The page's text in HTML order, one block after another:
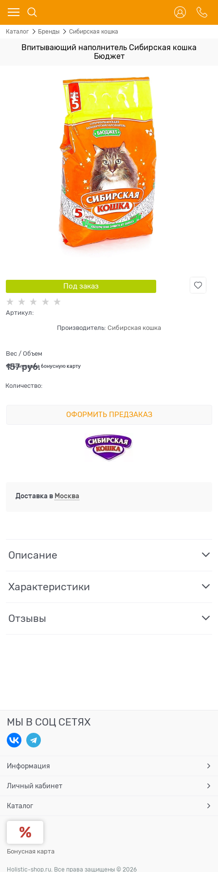
Каталог Бренды Сибирская кошка
Впитывающий наполнитель Сибирская кошка
Бюджет
Под заказ
Артикул:
Производитель: Сибирская кошка
Вес / Объем
157 руб.
+5 бонусов на бонусную карту
Количество:
ОФОРМИТЬ ПРЕДЗАКАЗ
Доставка в Москва
Описание
Характеристики
Отзывы
МЫ В СОЦ СЕТЯХ
Информация
Личный кабинет
Каталог
Бонусная карта
Holistic-shop.ru. Все права защищены © 2026